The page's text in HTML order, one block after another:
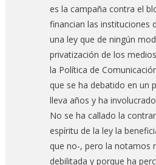
es la campaña contra el
financian las instituciones
una ley que de ningún
privatización de los
la Política de
que se ha debatido en un
lleva años y ha
No se ha callado la
espíritu de la ley la
que no-, pero la notamos
debilitada y porque ha